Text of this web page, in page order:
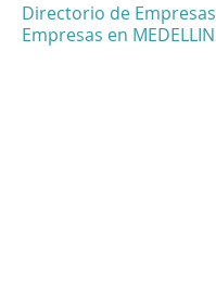
Directorio de Empresas
Empresas en MEDELLIN